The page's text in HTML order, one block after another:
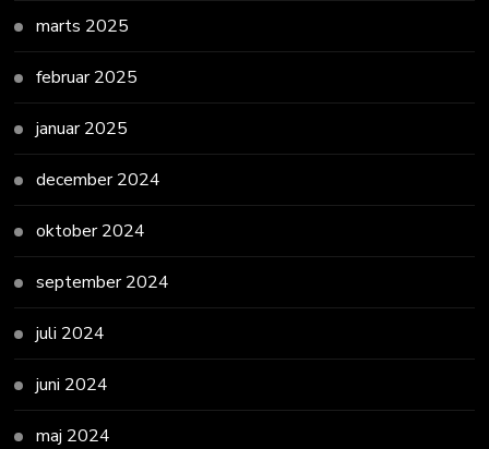
marts 2025
februar 2025
januar 2025
december 2024
oktober 2024
september 2024
juli 2024
juni 2024
maj 2024